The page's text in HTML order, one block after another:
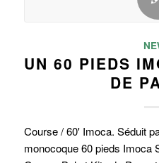
UN 60 PIEDS
DE
Course / 60' Imoca. Séduit
monocoque 60 pieds Imoca